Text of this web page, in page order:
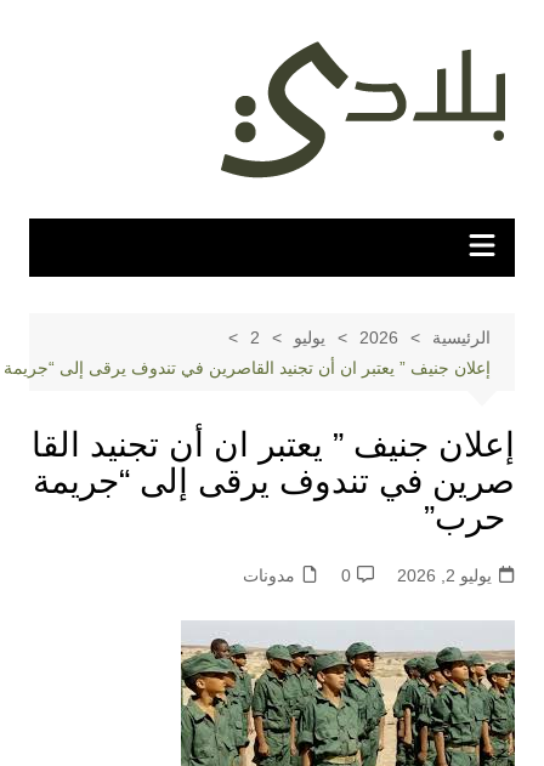
الرئيسية 2026 يوليو
2
إعلان جنيف ” يعتبر ان أن تجنيد القاصرين في تندوف يرقى إلى “جريمة حرب”
جنيف ” يعتبر ان أن تجنيد القا
في تندوف يرقى إلى “جريمة
يوليو 2, 2026 0 مدونات